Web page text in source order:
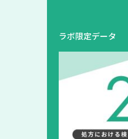
ラボ限定データ